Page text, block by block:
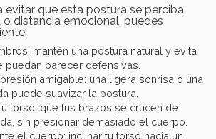
evitar que esta postura se perciba
distancia emocional, puedes
mantén una postura natural y evita
puedan parecer defensivas.
amigable: una ligera sonrisa o una
puede suavizar la postura.
torso: que tus brazos se crucen de
sin presionar demasiado el cuerpo.
el cuerpo: inclinar tu torso hacia un